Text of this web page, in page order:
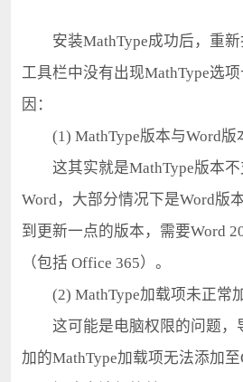
安装MathType成功后，重新
工具栏中没有出现MathType选
因：
(1) MathType版本与Word版
这其实就是MathType版本不
Word，大部分情况下是Word版
到更新一点的版本，需要Word
（包括 Office 365）。
(2) MathType加载项未正常
这可能是电脑权限的问题，
加的MathType加载项无法添加至